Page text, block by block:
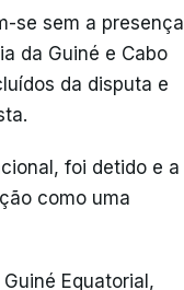
se sem a presença
da Guiné e Cabo
da disputa e
foi detido e a
como uma
Equatorial,